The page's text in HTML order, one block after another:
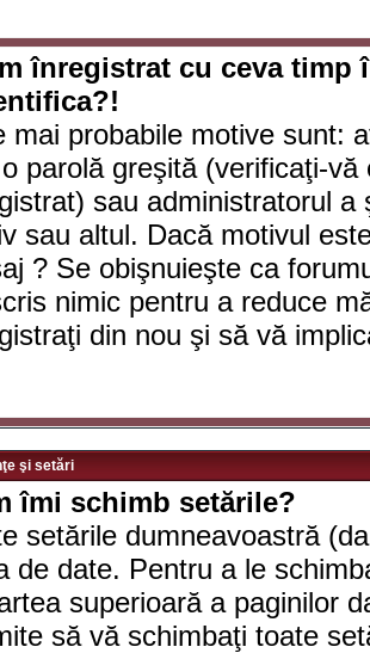
înregistrat cu ceva timp
mai probabile motive sunt:
parolă greşită (verificaţi-
sau administratorul
sau altul. Dacă motivul
? Se obişnuieşte ca
nimic pentru a reduce
din nou şi să vă
şi setări
îmi schimb setările?
setările dumneavoastră
de date. Pentru a le
superioară a paginilor
să vă schimbaţi toate